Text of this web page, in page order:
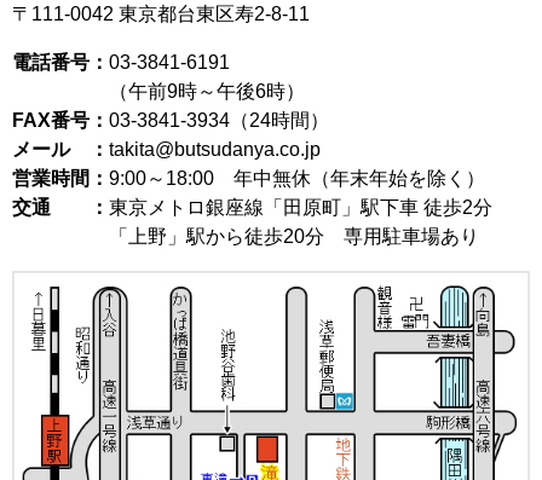
〒111-0042 東京都台東区寿2-8-11
電話番号： 03-3841-6191
（午前9時～午後6時）
FAX番号： 03-3841-3934（24時間）
メール ： takita@butsudanya.co.jp
営業時間： 9:00～18:00 年中無休（年末年始を除く）
交通 ： 東京メトロ銀座線「田原町」駅下車 徒歩2分
「上野」駅から徒歩20分 専用駐車場あり